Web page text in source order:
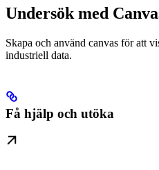
Undersök med
Skapa och använd canvas för att
industriell data.
Få hjälp och utöka